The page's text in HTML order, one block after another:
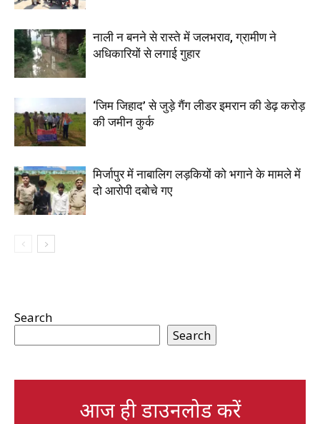
नाली न बनने से रास्ते में जलभराव, ग्रामीण ने
अधिकारियों से लगाई गुहार
‘जिम जिहाद’ से जुड़े गैंग लीडर इमरान की डेढ़ करोड़
की जमीन कुर्क
मिर्जापुर में नाबालिग लड़कियों को भगाने के मामले में
दो आरोपी दबोचे गए
Search
Search
आज ही डाउनलोड करें